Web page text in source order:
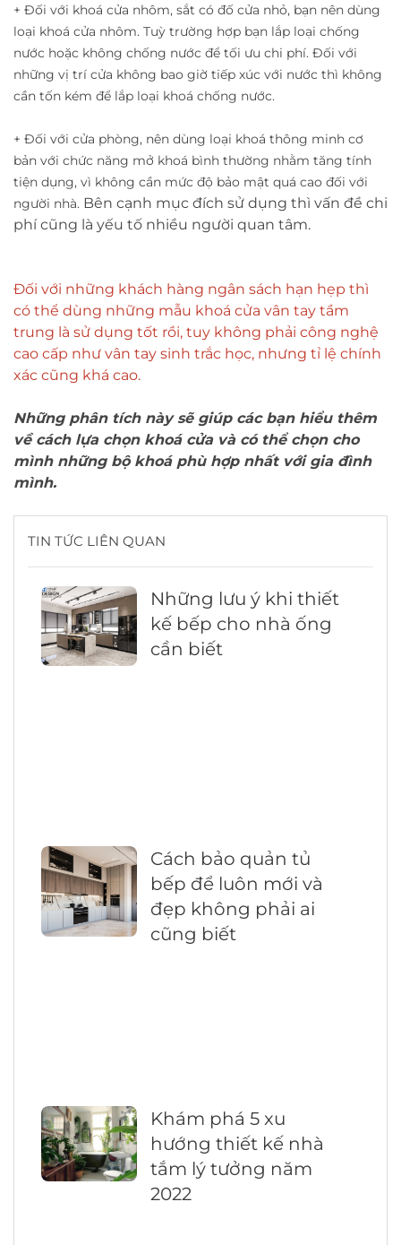
+ Đối với khoá cửa nhôm, sắt có đố cửa nhỏ, bạn nên dùng
loại khoá cửa nhôm. Tuỳ trường hợp bạn lắp loại chống
nước hoặc không chống nước để tối ưu chi phí. Đối với
những vị trí cửa không bao giờ tiếp xúc với nước thì không
cần tốn kém để lắp loại khoá chống nước.
+ Đối với cửa phòng, nên dùng loại khoá thông minh cơ
bản với chức năng mở khoá bình thường nhằm tăng tính
tiện dụng, vì không cần mức độ bảo mật quá cao đối với
người nhà. Bên cạnh mục đích sử dụng thì vấn đề chi
phí cũng là yếu tố nhiều người quan tâm.
Đối với những khách hàng ngân sách hạn hẹp thì
có thể dùng những mẫu khoá cửa vân tay tầm
trung là sử dụng tốt rồi, tuy không phải công nghệ
cao cấp như vân tay sinh trắc học, nhưng tỉ lệ chính
xác cũng khá cao.
Những phân tích này sẽ giúp các bạn hiểu thêm
về cách lựa chọn khoá cửa và có thể chọn cho
mình những bộ khoá phù hợp nhất với gia đình
mình.
TIN TỨC LIÊN QUAN
Những lưu ý khi thiết
kế bếp cho nhà ống
cần biết
Cách bảo quản tủ
bếp để luôn mới và
đẹp không phải ai
cũng biết
Khám phá 5 xu
hướng thiết kế nhà
tắm lý tưởng năm
2022